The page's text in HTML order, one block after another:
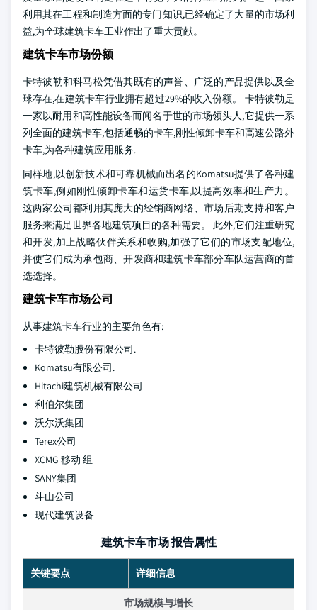
利用其在工程和制造方面的专门知识,已经确定了大量的市场利
益,为全球建筑卡车工业作出了重大贡献。
建筑卡车市场份额
卡特彼勒和科马松凭借其既有的声誉、广泛的产品提供以及全
球存在,在建筑卡车行业拥有超过29%的收入份额。 卡特彼勒是
一家以耐用和高性能设备而闻名于世的市场领头人,它提供一系
列全面的建筑卡车,包括通畅的卡车,刚性倾卸卡车和高速公路外
卡车,为各种建筑应用服务.
同样地,以创新技术和可靠机械而出名的Komatsu提供了各种建
筑卡车,例如刚性倾卸卡车和运货卡车,以提高效率和生产力。
这两家公司都利用其庞大的经销商网络、市场后期支持和客户
服务来满足世界各地建筑项目的各种需要。 此外,它们注重研究
和开发,加上战略伙伴关系和收购,加强了它们的市场支配地位,
并使它们成为承包商、开发商和建筑卡车部分车队运营商的首
选选择。
建筑卡车市场公司
从事建筑卡车行业的主要角色有:
卡特彼勒股份有限公司.
Komatsu有限公司.
Hitachi建筑机械有限公司
利伯尔集团
沃尔沃集团
Terex公司
XCMG 移动 组
SANY集团
斗山公司
现代建筑设备
建筑卡车市场 报告属性
关键要点 详细信息
市场规模与增长